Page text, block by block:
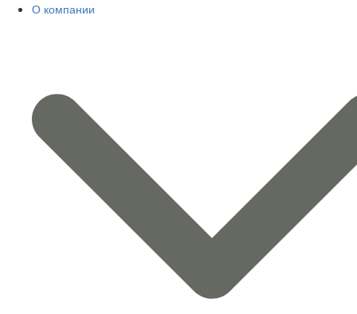
О компании